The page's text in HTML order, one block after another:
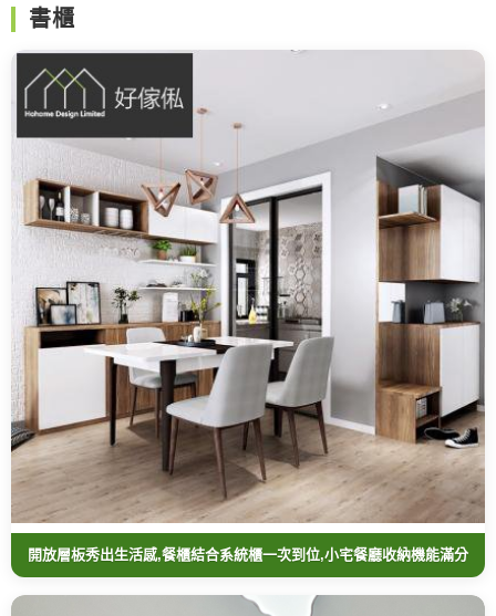
書櫃
開放層板秀出生活感,餐櫃結合系統櫃一次到位,小宅餐廳收納機能滿分